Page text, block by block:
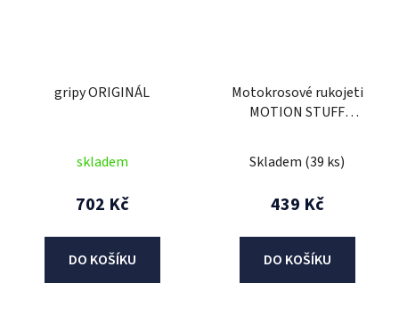
gripy ORIGINÁL
skladem
702 Kč
DO KOŠÍKU
Motokrosové rukojeti
MOTION STUFF
(half-waffle)
Skladem (39 ks)
439 Kč
DO KOŠÍKU